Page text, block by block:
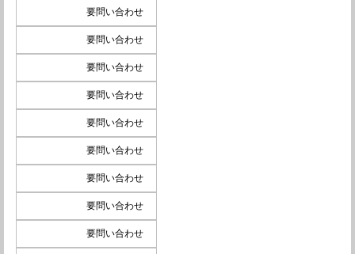
要問い合わせ
要問い合わせ
要問い合わせ
要問い合わせ
要問い合わせ
要問い合わせ
要問い合わせ
要問い合わせ
要問い合わせ